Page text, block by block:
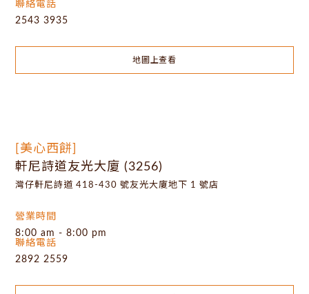
聯絡電話
2543 3935
地圖上查看
[美心西餅]
軒尼詩道友光大廈 (3256)
灣仔軒尼詩道 418-430 號友光大廈地下 1 號店
營業時間
8:00 am - 8:00 pm
聯絡電話
2892 2559